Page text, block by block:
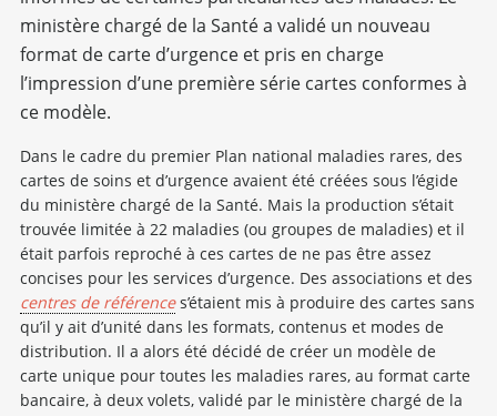
ministère chargé de la Santé a validé un nouveau
format de carte d’urgence et pris en charge
l’impression d’une première série cartes conformes à
ce modèle.
Dans le cadre du premier Plan national maladies rares, des
cartes de soins et d’urgence avaient été créées sous l’égide
du ministère chargé de la Santé. Mais la production s’était
trouvée limitée à 22 maladies (ou groupes de maladies) et il
était parfois reproché à ces cartes de ne pas être assez
concises pour les services d’urgence. Des associations et des
centres de références’étaient mis à produire des cartes sans
qu’il y ait d’unité dans les formats, contenus et modes de
distribution. Il a alors été décidé de créer un modèle de
carte unique pour toutes les maladies rares, au format carte
bancaire, à deux volets, validé par le ministère chargé de la